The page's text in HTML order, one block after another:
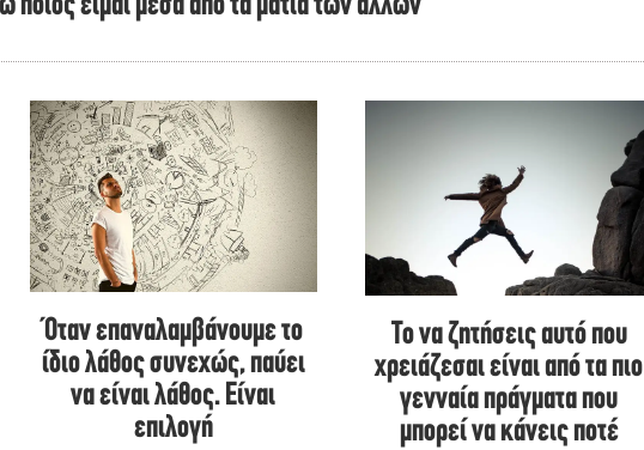
Όταν επαναλαμβάνουμε το
ίδιο λάθος συνεχώς, παύει
να είναι λάθος. Είναι
επιλογή
Το να ζητήσεις αυτό που
χρειάζεσαι είναι από τα πιο
γενναία πράγματα που
μπορεί να κάνεις ποτέ